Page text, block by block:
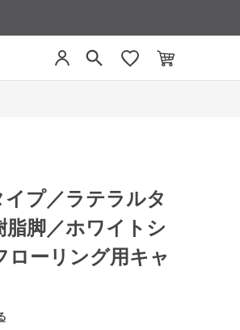
プ／ラテラルタ
脚／ホワイトシ
ローリング用キャ